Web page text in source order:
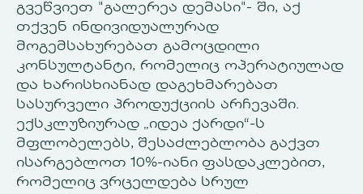
გვეწვიეთ "გალერეა დემასი"- ში, აქ
თქვენ ინდივიდუალურად
მოგემსახურებათ გამოცდილი
კონსულტანტი, რომელიც ოპერატიულად
და ხარისხიანად დაგეხმარებათ
სასურველი პროდუქციის არჩევაში.
ექსკლუზიურად „იდეა ქარდი“-ს
მფლობელებს, შესაძლებლობა გაქვთ
ისარგებლოთ 10%-იანი ფასდაკლებით,
რომელიც ვრცელდება სრულ